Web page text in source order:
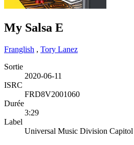
My Salsa E
Franglish , Tory Lanez
Sortie
2020-06-11
ISRC
FRD8V2001060
Durée
3:29
Label
Universal Music Division